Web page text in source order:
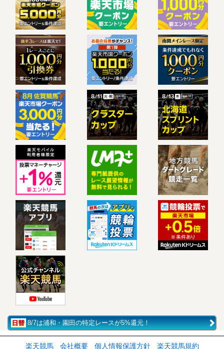
8/7は浦和・園田の特定レースが5%還元！
楽天競馬 会社概要 個人情報保護方針 楽天競馬規約